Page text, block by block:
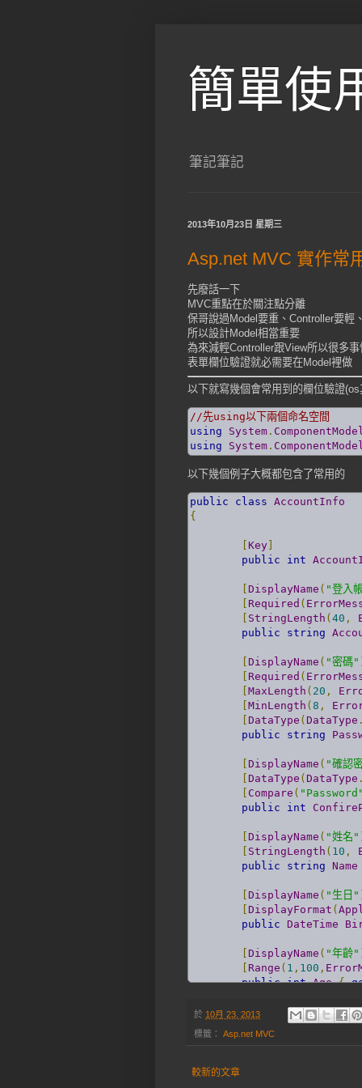
簡單使
筆記筆記
2013年10月23日 星期三
Asp.net MVC 實作常
先廢話一下
MVC重點在於關注點分離
保哥說過Model要重、Controller要輕
所以設計Model相當重要
為來減輕Controller跟View所以很多
表單欄位驗證就必需要在Model裡做
以下就寫幾個會常用到的欄位驗證
//先using以下兩個命名空間
using
System .
using
System .
以下幾個例子大概都包含了常用的
public class AccountInfo
{
Key
public
int
DisplayName ( "登入
Required (
StringLength ( 40 ,
public
string
DisplayName ( "密碼"
Required (
MaxLength ( 20 ,
MinLength ( 8 ,
DataType ( DataType .
public
string
DisplayName ( "確認
DataType ( DataType .
Compare ( "Password"
public
int
DisplayName ( "姓名"
StringLength ( 10 ,
public
string Name
DisplayName ( "生日"
DisplayFormat (
public DateTime
DisplayName ( "年齡"
Range ( 1 , 100 ,
public int Age {
[DisplayName("電子
EmailAddress(
public
於 10月 23, 2013
標籤： Asp.net MVC
較新的文章